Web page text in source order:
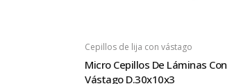
Cepillos de lija con vástago
Micro Cepillos De Láminas Con
Vástago D.30x10x3